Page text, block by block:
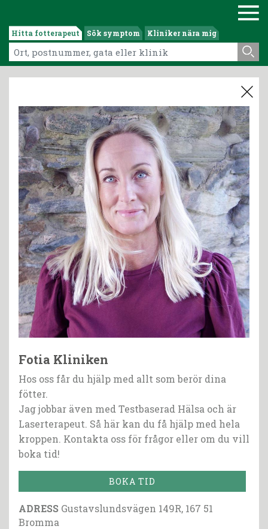
Hitta fotterapeut Sök symptom Kliniker nära mig
Fotia Kliniken
Hos oss får du hjälp med allt som berör dina
fötter.
Jag jobbar även med Testbaserad Hälsa och är
Laserterapeut. Så här kan du få hjälp med hela
kroppen. Kontakta oss för frågor eller om du vill
boka tid!
BOKA TID
ADRESS Gustavslundsvägen 149R, 167 51
Bromma